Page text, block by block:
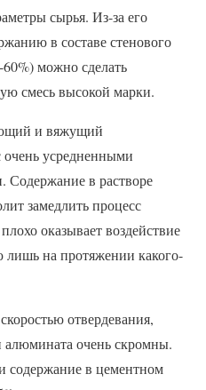
сырья. Из-за его
в составе стенового
60%) можно сделать
смесь высокой марки.
и вяжущий
очень усредненными
Содержание в растворе
замедлить процесс
оказывает воздействие
на протяжении какого-
отвердевания,
алюмината очень скромны.
содержание в цементном